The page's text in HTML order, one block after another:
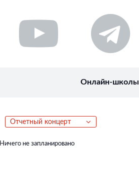
Онлайн-школы
Отчетный концерт
Ничего не запланировано